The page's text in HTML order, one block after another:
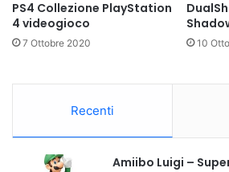
PS4 Collezione PlayStation
4 videogioco
7 Ottobre 2020 10
Recenti
Amiibo Luigi –